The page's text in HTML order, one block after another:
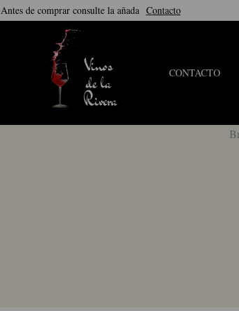
Antes de comprar consulte la añada Contacto
CONTACTO